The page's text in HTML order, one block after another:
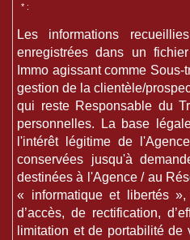
* :
Les informations
enregistrées dans un
Immo agissant comme
gestion de la clientèle/
qui reste Responsable du
personnelles. La base
l'intérêt légitime de
conservées jusqu'à
destinées à l'Agence / au
« informatique et libertés
d’accès, de rectification,
limitation et de portabilité de